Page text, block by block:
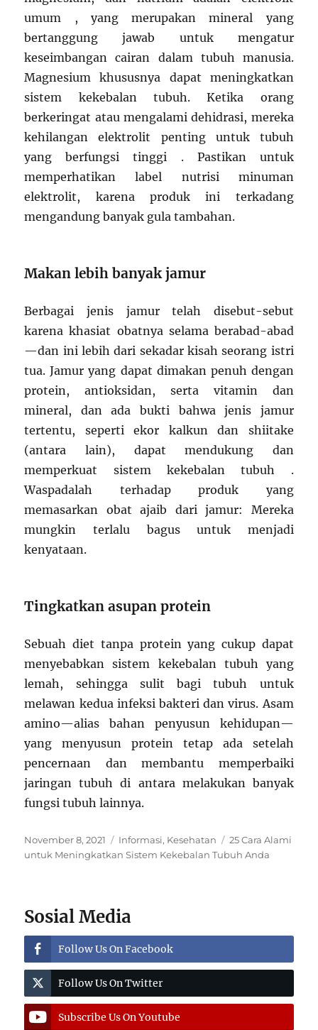
umum , yang merupakan mineral yang
bertanggung jawab untuk mengatur
keseimbangan cairan dalam tubuh manusia.
Magnesium khususnya dapat meningkatkan
sistem kekebalan tubuh. Ketika orang
berkeringat atau mengalami dehidrasi, mereka
kehilangan elektrolit penting untuk tubuh
yang berfungsi tinggi . Pastikan untuk
memperhatikan label nutrisi minuman
elektrolit, karena produk ini terkadang
mengandung banyak gula tambahan.
Makan lebih banyak jamur
Berbagai jenis jamur telah disebut-sebut
karena khasiat obatnya selama berabad-abad
—dan ini lebih dari sekadar kisah seorang istri
tua. Jamur yang dapat dimakan penuh dengan
protein, antioksidan, serta vitamin dan
mineral, dan ada bukti bahwa jenis jamur
tertentu, seperti ekor kalkun dan shiitake
(antara lain), dapat mendukung dan
memperkuat sistem kekebalan tubuh .
Waspadalah terhadap produk yang
memasarkan obat ajaib dari jamur: Mereka
mungkin terlalu bagus untuk menjadi
kenyataan.
Tingkatkan asupan protein
Sebuah diet tanpa protein yang cukup dapat
menyebabkan sistem kekebalan tubuh yang
lemah, sehingga sulit bagi tubuh untuk
melawan kedua infeksi bakteri dan virus. Asam
amino—alias bahan penyusun kehidupan—
yang menyusun protein tetap ada setelah
pencernaan dan membantu memperbaiki
jaringan tubuh di antara melakukan banyak
fungsi tubuh lainnya.
Posted
on
November 8, 2021 Categories
Informasi, Kesehatan Tags
25 Cara Alami
untuk Meningkatkan Sistem Kekebalan Tubuh Anda
Sosial Media
Follow Us On Facebook
Follow Us On Twitter
Subscribe Us On Youtube